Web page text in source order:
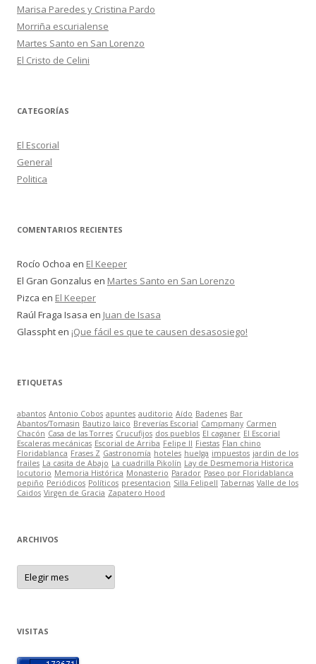
Marisa Paredes y Cristina Pardo
Morriña escurialense
Martes Santo en San Lorenzo
El Cristo de Celini
CATEGORÍAS
El Escorial
General
Politica
COMENTARIOS RECIENTES
Rocío Ochoa en El Keeper
El Gran Gonzalus en Martes Santo en San Lorenzo
Pizca en El Keeper
Raúl Fraga Isasa en Juan de Isasa
Glasspht en ¡Que fácil es que te causen desasosiego!
ETIQUETAS
abantos Antonio Cobos apuntes auditorio Aído Badenes Bar
Abantos/Tomasin Bautizo laico Breverías Escorial Campmany Carmen
Chacón Casa de las Torres Crucufijos dos pueblos El caganer El Escorial
Escaleras mecánicas Escorial de Arriba Felipe II Fiestas Flan chino
Floridablanca Frases Z Gastronomía hoteles huelga impuestos jardin de los
frailes La casita de Abajo La cuadrilla Pikolín Lay de Desmemoria Historica
locutorio Memoria Histórica Monasterio Parador Paseo por Floridablanca
pepiño Periódicos Políticos presentacion Silla FelipeII Tabernas Valle de los
Caidos Virgen de Gracia Zapatero Hood
ARCHIVOS
A
c
o
VISITAS